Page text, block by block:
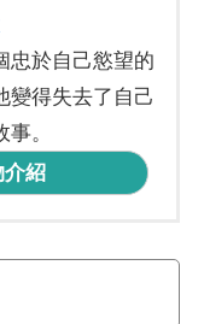
忠於自己慾望的
變得失去了自己
。
紹